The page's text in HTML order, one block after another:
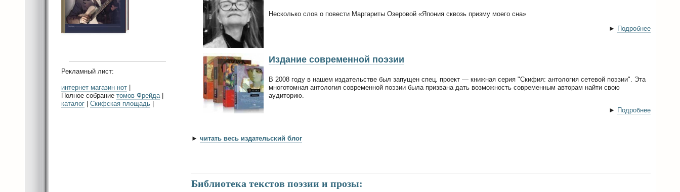
Несколько слов о повести Маргариты Озеровой «Япония сквозь призму моего сна»
► Подробнее
Издание современной поэзии
В 2008 году в нашем издательстве был запущен спец. проект — книжная серия "Скифия: антология сетевой поэзии". Эта
многотомная антология современной поэзии была призвана дать возможность современным авторам найти свою
аудиторию.
► Подробнее
► читать весь издательский блог
Библиотека текстов поэзии и прозы:
Рекламный лист:
интернет магазин нот
Полное собрание томов Фрейда|
каталог
Скифская площадь